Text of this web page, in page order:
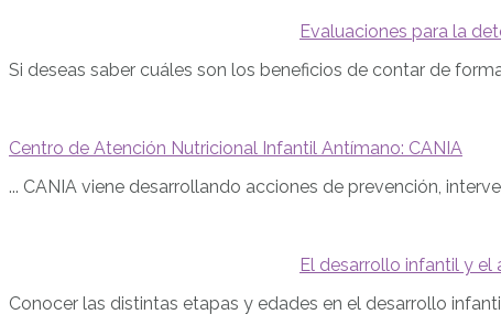
Evaluaciones para la
Si deseas saber cuáles son los beneficios de contar de
Centro de Atención Nutricional Infantil Antímano: CANIA
... CANIA viene desarrollando acciones de prevención,
El desarrollo infantil y el
Conocer las distintas etapas y edades en el desarrollo